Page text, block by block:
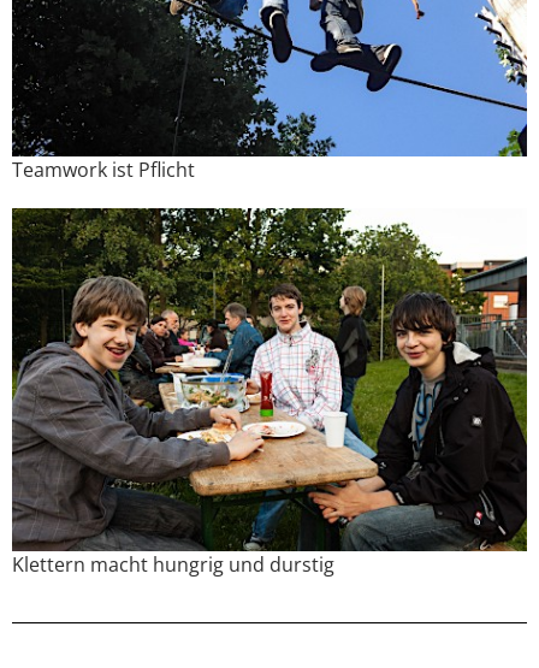
Teamwork ist Pflicht
Klettern macht hungrig und durstig